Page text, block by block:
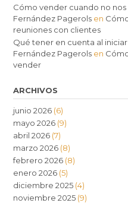
Cómo vender cuando no
Fernández Pagerols en
reuniones con clientes
Qué tener en cuenta al
Fernández Pagerols en
vender
ARCHIVOS
junio 2026 (6)
mayo 2026 (9)
abril 2026 (7)
marzo 2026 (8)
febrero 2026 (8)
enero 2026 (5)
diciembre 2025 (4)
noviembre 2025 (9)